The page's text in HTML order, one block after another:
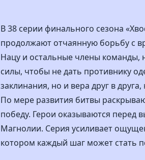
В 38 серии финального сезона
продолжают отчаянную борьбу с
Нацу и остальные члены команды,
силы, чтобы не дать противнику
заклинания, но и вера друг в
По мере развития битвы
победу. Герои оказываются перед
Магнолии. Серия усиливает
котором каждый шаг может стать